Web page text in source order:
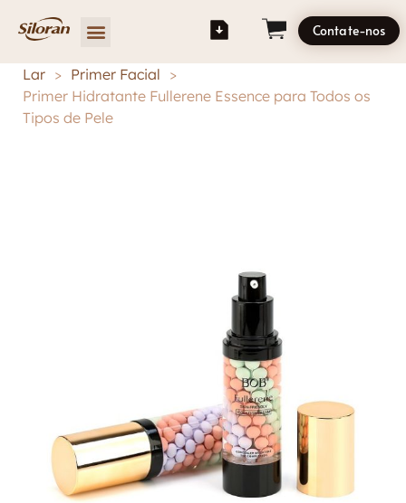
Contate-nos
Lar > Primer Facial >
Primer Hidratante Fullerene Essence para Todos os
Tipos de Pele